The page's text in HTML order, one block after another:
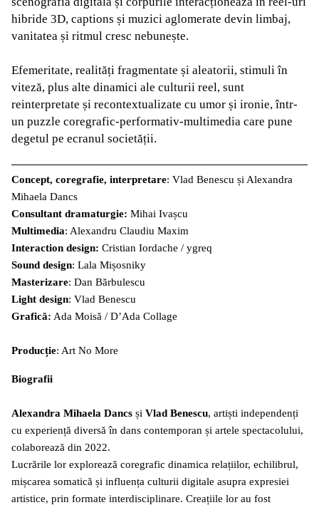
hibride 3D, captions și muzici aglomerate devin limbaj,
vanitatea și ritmul cresc nebunește.
Efemeritate, realități fragmentate și aleatorii, stimuli în
viteză, plus alte dinamici ale culturii reel, sunt
reinterpretate și recontextualizate cu umor și ironie, într-
un puzzle coregrafic-performativ-multimedia care pune
degetul pe ecranul societății.
Concept, coregrafie, interpretare: Vlad Benescu și Alexandra
Mihaela Dancs
Consultant dramaturgie: Mihai Ivașcu
Multimedia: Alexandru Claudiu Maxim
Interaction design: Cristian Iordache / ygreq
Sound design: Lala Mișosniky
Masterizare: Dan Bărbulescu
Light design: Vlad Benescu
Grafică: Ada Moisă / D’Ada Collage
Producție: Art No More
Biografii
Alexandra Mihaela Dancs și Vlad Benescu, artiști independenți
cu experiență diversă în dans contemporan și artele spectacolului,
colaborează din 2022.
Lucrările lor explorează coregrafic dinamica relațiilor, echilibrul,
mișcarea somatică și influența culturii digitale asupra expresiei
artistice, prin formate interdisciplinare. Creațiile lor au fost